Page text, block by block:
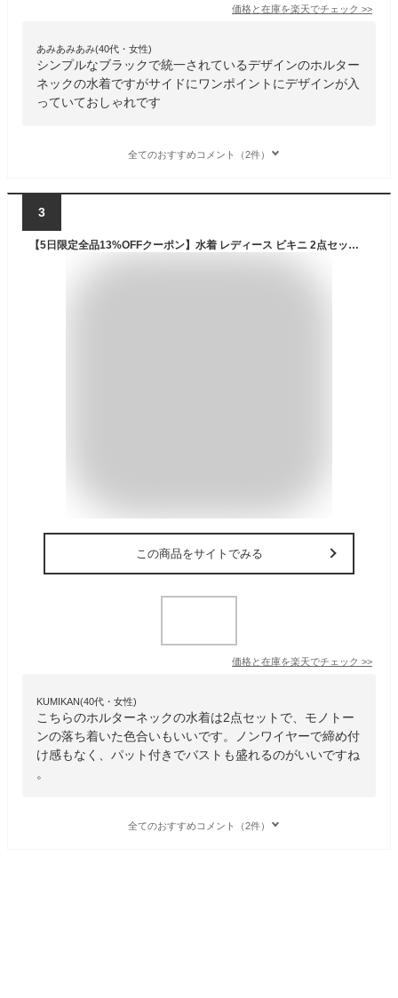
価格と在庫を楽天でチェック >>
あみあみあみ(40代・女性)
シンプルなブラックで統一されているデザインのホルター
ネックの水着ですがサイドにワンポイントにデザインが入
っていておしゃれです
全てのおすすめコメント（2件）
3
【5日限定全品13%OFFクーポン】水着 レディース ビキニ 2点セット おしゃれ かわいい 綺麗 黒 白 クロスバンド 無地 ブラ シンプル ショーツ ベーシック ナチュラル アースカラー 流行 ノンワイヤー パッド付き アンダー調整 ホルターネック 20代 30代
この商品をサイトでみる
価格と在庫を楽天でチェック >>
KUMIKAN(40代・女性)
こちらのホルターネックの水着は2点セットで、モノトー
ンの落ち着いた色合いもいいです。ノンワイヤーで締め付
け感もなく、パット付きでバストも盛れるのがいいですね
。
全てのおすすめコメント（2件）